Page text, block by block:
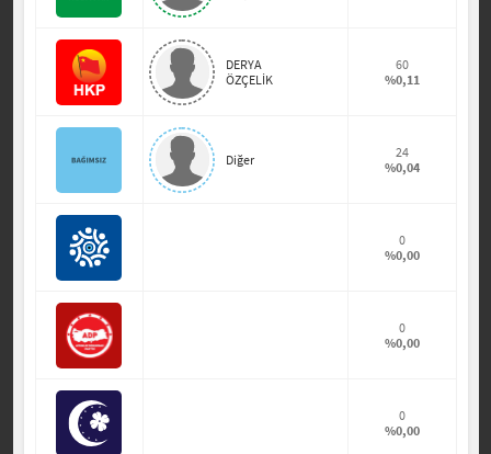
DERYA
ÖZÇELİK
60
%0,11
Diğer
24
%0,04
0
%0,00
0
%0,00
0
%0,00